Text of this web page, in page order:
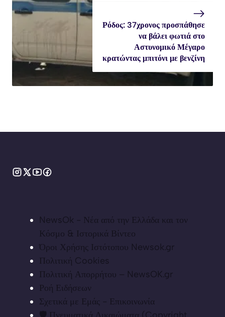
Ρόδος: 37χρονος προσπάθησε
να βάλει φωτιά στο
Αστυνομικό Μέγαρο
κρατώντας μπιτόνι με βενζίνη
NewsOk - Νέα από την Ελλάδα και τον
Κόσμο & Ιστορικά Βίντεο
Όροι Χρήσης Ιστότοπου Newsok.gr
Πολιτική Cookies
Πολιτική Απορρήτου – NewsOK.gr
Ροή Ειδήσεων
Σχετικά με Εμάς - Επικοινωνία